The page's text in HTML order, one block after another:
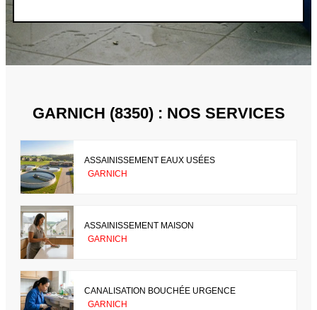
GARNICH (8350) : NOS SERVICES
ASSAINISSEMENT EAUX USÉES
GARNICH
ASSAINISSEMENT MAISON
GARNICH
CANALISATION BOUCHÉE URGENCE
GARNICH